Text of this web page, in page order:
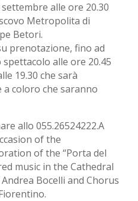
alle ore 20.30
Metropolita di
Betori.
prenotazione, fino ad
alle ore 20.45
19.30 che sarà
coloro che saranno
allo 055.26524222.A
of the
of the “Porta del
music in the Cathedral
Bocelli and Chorus